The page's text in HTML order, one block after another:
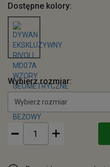
Dostępne kolory:
Wybierz rozmiar:
Wybierz rozmiar